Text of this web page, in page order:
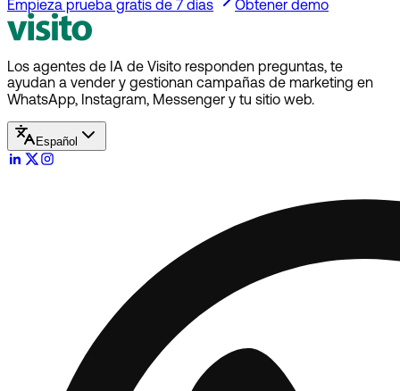
Empieza prueba gratis de 7 dias Obtener demo
Los agentes de IA de Visito responden preguntas, te
ayudan a vender y gestionan campañas de marketing en
WhatsApp, Instagram, Messenger y tu sitio web.
Español